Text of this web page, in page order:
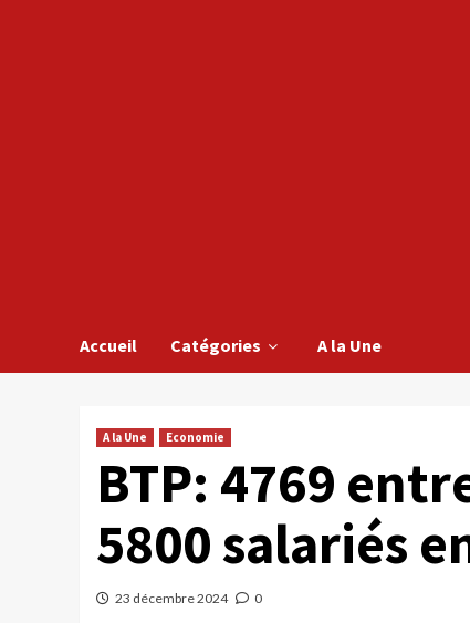
Accueil Catégories A la Une
A la Une Economie
BTP: 4769
5800 salariés
23 décembre 2024 0